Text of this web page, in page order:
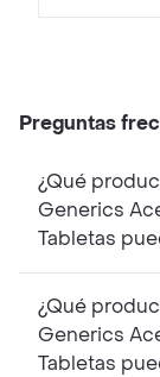
Preguntas
¿Qué
Generics
Tabletas
¿Qué
Generics
Tabletas